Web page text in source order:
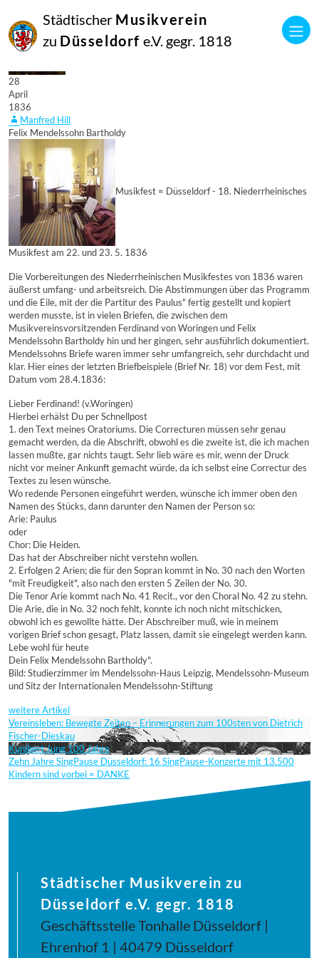
Städtischer Musikverein
zu Düsseldorf e.V. gegr. 1818
28
April
1836
Manfred Hill
Felix Mendelssohn Bartholdy
Musikfest = Düsseldorf - 18. Niederrheinisches
Musikfest am 22. und 23. 5. 1836
Die Vorbereitungen des Niederrheinischen Musikfestes von 1836 waren
äußerst umfang- und arbeitsreich. Die Abstimmungen über das Programm
und die Eile, mit der die Partitur des Paulus" fertig gestellt und kopiert
werden musste, ist in vielen Briefen, die zwischen dem
Musikvereinsvorsitzenden Ferdinand von Woringen und Felix
Mendelssohn Bartholdy hin und her gingen, sehr ausführlich dokumentiert.
Mendelssohns Briefe waren immer sehr umfangreich, sehr durchdacht und
klar. Hier eines der letzten Briefbeispiele (Brief Nr. 18) vor dem Fest, mit
Datum vom 28.4.1836:
Lieber Ferdinand! (v.Woringen)
Hierbei erhälst Du per Schnellpost
1. den Text meines Oratoriums. Die Correcturen müssen sehr genau
gemacht werden, da die Abschrift, obwohl es die zweite ist, die ich machen
lassen mußte, gar nichts taugt. Sehr lieb wäre es mir, wenn der Druck
nicht vor meiner Ankunft gemacht würde, da ich selbst eine Correctur des
Textes zu lesen wünsche.
Wo redende Personen eingeführt werden, wünsche ich immer oben den
Namen des Stücks, dann darunter den Namen der Person so:
Arie: Paulus
oder
Chor: Die Heiden.
Das hat der Abschreiber nicht verstehn wollen.
2. Erfolgen 2 Arien; die für den Sopran kommt in No. 30 nach den Worten
"mit Freudigkeit", also nach den ersten 5 Zeilen der No. 30.
Die Tenor Arie kommt nach No. 41 Recit., vor den Choral No. 42 zu stehn.
Die Arie, die in No. 32 noch fehlt, konnte ich noch nicht mitschicken,
obwohl ich es gewollte hätte. Der Abschreiber muß, wie in meinem
vorigen Brief schon gesagt, Platz lassen, damit sie eingelegt werden kann.
Lebe wohl für heute
Dein Felix Mendelssohn Bartholdy".
Bild: Studierzimmer im Mendelssohn-Haus Leipzig, Mendelssohn-Museum
und Sitz der Internationalen Mendelssohn-Stiftung
weitere Artikel
Vereinsleben: Bewegte Zeiten – Erinnerungen zum 100sten von Dietrich
Fischer-Dieskau
Kunibert Jung 100 Jahre
Zehn Jahre SingPause Düsseldorf: 16 SingPause-Konzerte mit 13.500
Kindern sind vorbei = DANKE
Städtischer Musikverein zu
Düsseldorf e.V. gegr. 1818
Geschäftsstelle Tonhalle Düsseldorf |
Ehrenhof 1 | 40479 Düsseldorf